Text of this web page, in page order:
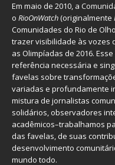
Em maio de 2010, a
o RioOnWatch(originalmente
Comunidades do Rio de
trazer visibilidade às vozes
as Olimpíadas de 2016.
referência necessária e
favelas sobre
variadas e profundamente
mistura de jornalistas
solidários, observadores
acadêmicos–trabalhamos
das favelas, de suas
desenvolvimento
mundo todo.